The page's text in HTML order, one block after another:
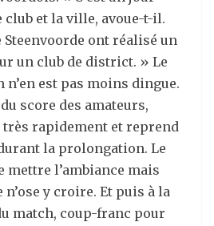
et la ville, avoue-t-il.
ont réalisé un
un club de district. » Le
n’en est pas moins dingue.
score des amateurs,
très rapidement et reprend
la prolongation. Le
mettre l’ambiance mais
y croire. Et puis à la
match, coup-franc pour